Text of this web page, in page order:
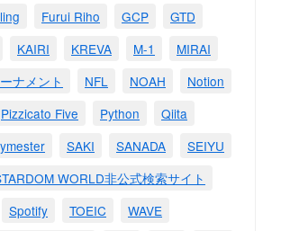
Furui Riho GCP
GTD
KAIRI KREVA M-1
MIRAI
ナメント
NFL NOAH
Notion
Pizzicato Five Python
Qiita
SAKI SANADA
SEIYU
WORLD非公式検索サイト
Spotify TOEIC
WAVE